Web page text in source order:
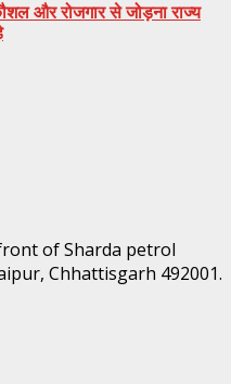
और रोजगार से जोड़ना राज्य
of Sharda petrol
Chhattisgarh 492001.